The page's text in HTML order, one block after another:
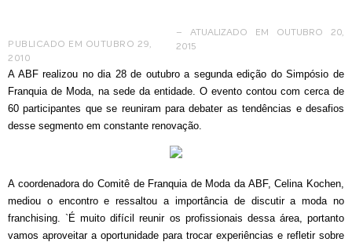
PUBLICADO EM OUTUBRO 29,
2010
– ATUALIZADO EM OUTUBRO 20,
2015
A ABF realizou no dia 28 de outubro a segunda edição do Simpósio de
Franquia de Moda, na sede da entidade. O evento contou com cerca de
60 participantes que se reuniram para debater as tendências e desafios
desse segmento em constante renovação.
A coordenadora do Comitê de Franquia de Moda da ABF, Celina Kochen,
mediou o encontro e ressaltou a importância de discutir a moda no
franchising. `É muito difícil reunir os profissionais dessa área, portanto
vamos aproveitar a oportunidade para trocar experiências e refletir sobre